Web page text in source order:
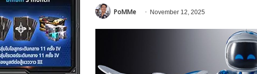
PoMMe November 12, 2025